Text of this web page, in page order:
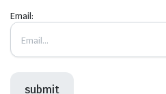
Email: